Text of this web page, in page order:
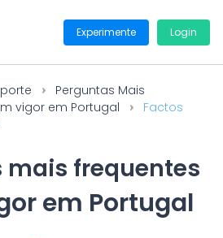
Experimente Login
Perguntas Mais
vigor em Portugal
Factos
mais frequentes
em Portugal